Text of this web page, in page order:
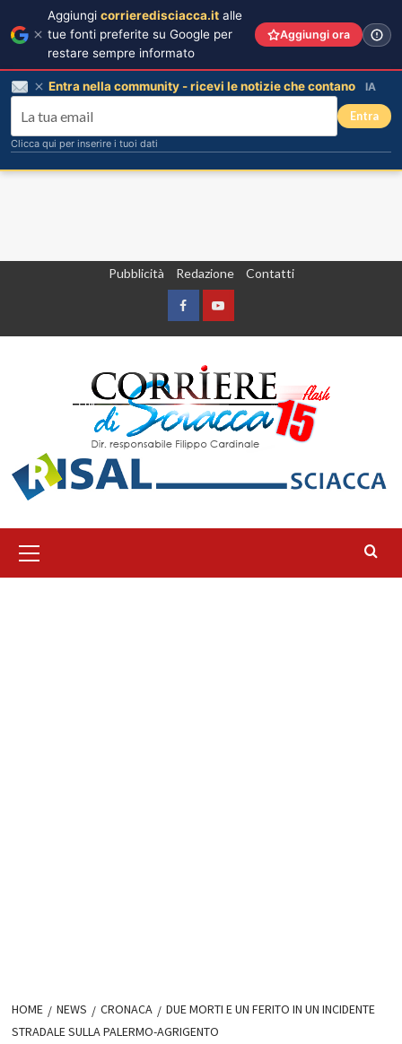
Pubblicità Redazione Contatti
FacebookYountube
principale
HOME NEWS CRONACA
DUE MORTI E UN FERITO IN UN INCIDENTE
STRADALE SULLA PALERMO-AGRIGENTO
Aggiungi corrieredisciacca.it alle
tue fonti preferite su Google per
restare sempre informato
Aggiungi ora
Entra nella community - ricevi le notizie che contano IA
Entra
Clicca qui per inserire i tuoi dati